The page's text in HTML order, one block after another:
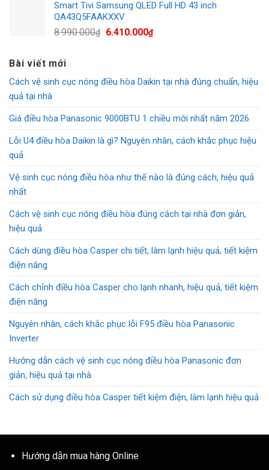
là:
9.940.000₫.
tại
8.890.000₫.
Smart Tivi Samsung QLED Full HD 43 inch
QA43Q5FAAKXXV
8.990.000₫
Giá
6.410.000₫Giá
6.410.000₫.
Bài viết mới
Cách vệ sinh cục nóng điều hòa Daikin tại nhà đúng chuẩn, hiệu
quả tại nhà
Giá điều hòa Panasonic 9000BTU 1 chiều mới nhất năm 2026
Lỗi U4 điều hòa Daikin là gì? Nguyên nhân, cách khắc phục hiệu
quả
Vệ sinh cục nóng điều hòa như thế nào là đúng cách, hiệu quả
nhất
Cách vệ sinh cục nóng điều hòa đúng cách tại nhà đơn giản,
hiệu quả
Cách dùng điều hòa Casper chi tiết, làm lạnh hiệu quả, tiết kiệm
điện năng
Cách chỉnh điều hòa Casper cho lạnh nhanh, hiệu quả, tiết kiệm
điện năng
Nguyên nhân, cách khắc phục lỗi F95 điều hòa Panasonic
Inverter
Hướng dẫn cách vệ sinh cục nóng điều hòa Panasonic đơn
giản, hiệu quả tại nhà
Cách sử dụng điều hòa Casper tiết kiệm điện, làm lạnh hiệu quả
Hướng dẫn mua hàng Online